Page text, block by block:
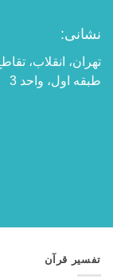
نشانی:
طبقه اول، واحد 3
تفسیر قرآن